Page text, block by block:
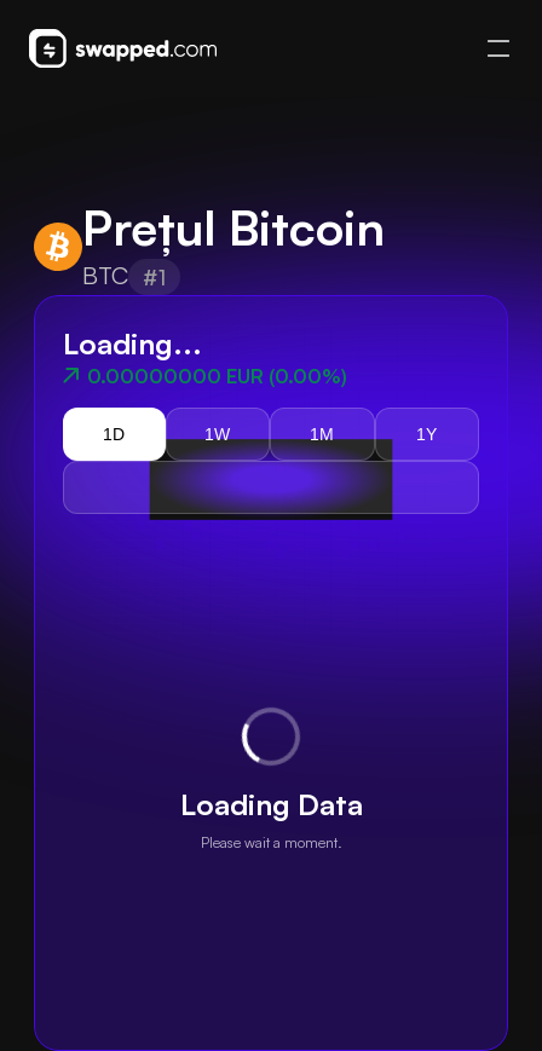
Prețul Bitcoin
BTC #1
Loading...
0.00000000 EUR (0.00%)
1D 1W 1M 1Y
Loading Data
Please wait a moment.